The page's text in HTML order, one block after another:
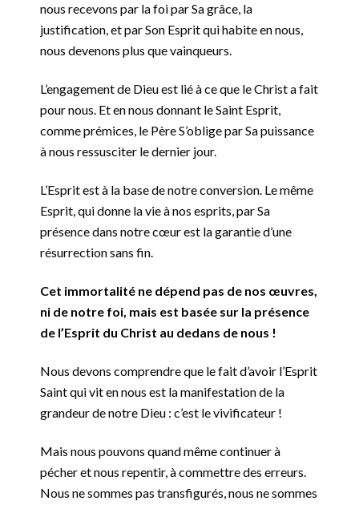
nous recevons par la foi par Sa grâce, la
justification, et par Son Esprit qui habite en nous,
nous devenons plus que vainqueurs.
L’engagement de Dieu est lié à ce que le Christ a fait
pour nous. Et en nous donnant le Saint Esprit,
comme prémices, le Père S’oblige par Sa puissance
à nous ressusciter le dernier jour.
L’Esprit est à la base de notre conversion. Le même
Esprit, qui donne la vie à nos esprits, par Sa
présence dans notre cœur est la garantie d’une
résurrection sans fin.
Cet immortalité ne dépend pas de nos œuvres,
ni de notre foi, mais est basée sur la présence
de l’Esprit du Christ au dedans de nous !
Nous devons comprendre que le fait d’avoir l’Esprit
Saint qui vit en nous est la manifestation de la
grandeur de notre Dieu : c’est le vivificateur !
Mais nous pouvons quand même continuer à
pécher et nous repentir, à commettre des erreurs.
Nous ne sommes pas transfigurés, nous ne sommes